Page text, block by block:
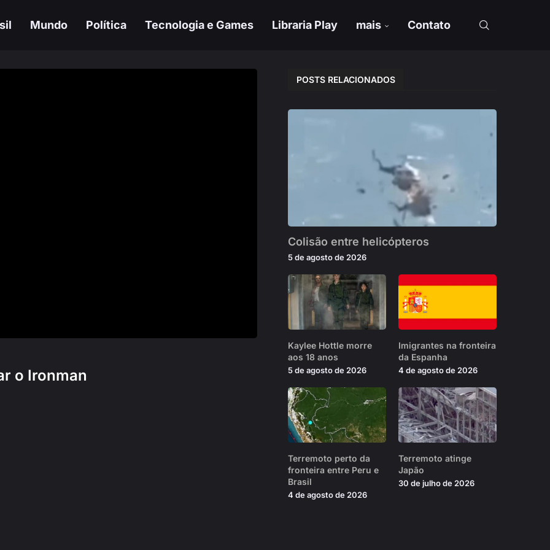
Mundo Política Tecnologia e Games Libraria Play mais Contato
o Ironman
POSTS RELACIONADOS
Colisão entre helicópteros
5 de agosto de 2026
Kaylee Hottle morre
aos 18 anos
5 de agosto de 2026
Imigrantes na fronteira
da Espanha
4 de agosto de 2026
Terremoto perto da
fronteira entre Peru e
Brasil
4 de agosto de 2026
Terremoto atinge
Japão
30 de julho de 2026